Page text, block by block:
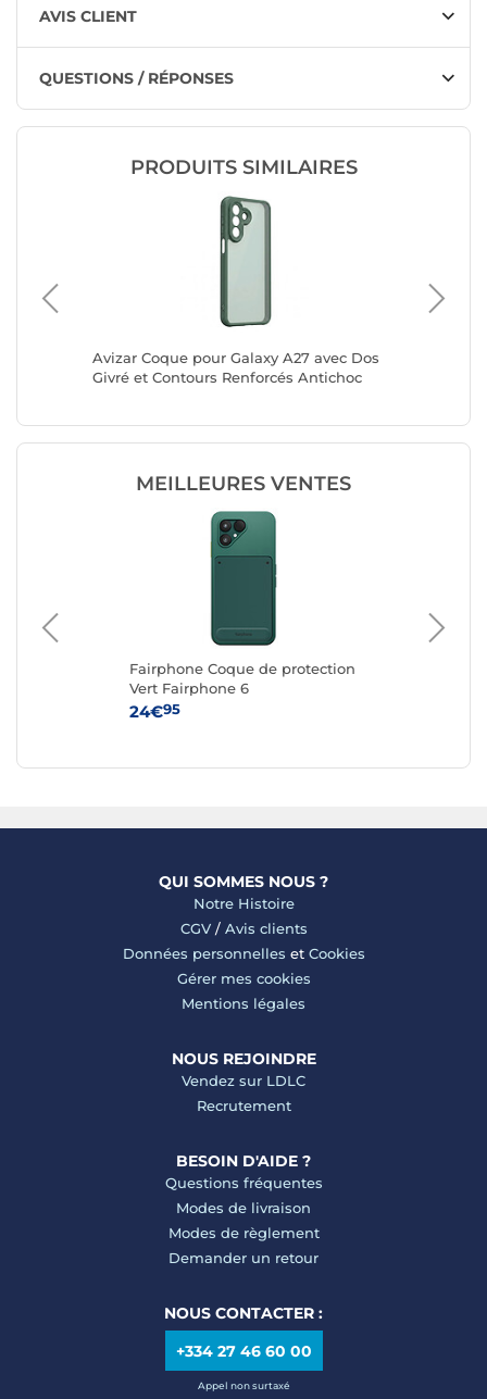
AVIS CLIENT
QUESTIONS / RÉPONSES
PRODUITS SIMILAIRES
Avizar Coque pour Galaxy A27 avec Dos
Givré et Contours Renforcés Antichoc
MEILLEURES VENTES
Fairphone Coque de protection
Vert Fairphone 6
24€95
QUI SOMMES NOUS ?
Notre Histoire
CGV/ Avis clients
Données personnelles et Cookies
Gérer mes cookies
Mentions légales
NOUS REJOINDRE
Vendez sur LDLC
Recrutement
BESOIN D'AIDE ?
Questions fréquentes
Modes de livraison
Modes de règlement
Demander un retour
NOUS CONTACTER :
+334 27 46 60 00
Appel non surtaxé